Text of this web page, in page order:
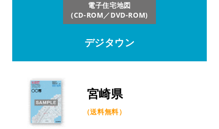
電子住宅地図
(CD-ROM／DVD-ROM)
デジタウン
宮崎県
（送料無料）